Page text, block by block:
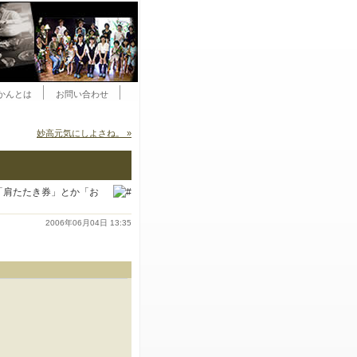
んとは お問い合わせ
妙高元気にしよさね。 »
たたき券」とか「お
2006年06月04日 13:35